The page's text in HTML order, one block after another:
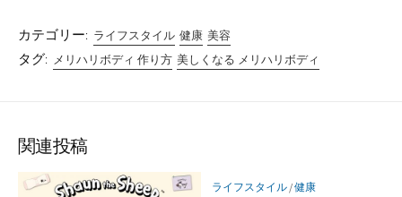
カテゴリー: ライフスタイル 健康 美容
タグ: メリハリボディ 作り方 美しくなる メリハリボディ
関連投稿
ライフスタイル/健康